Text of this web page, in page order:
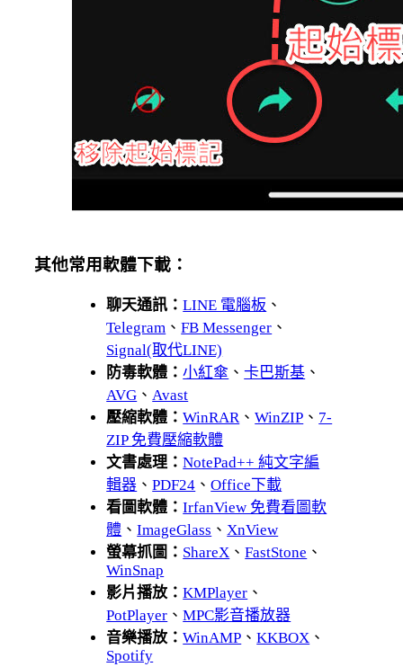
其他常用軟體下載：
聊天通訊：LINE 電腦板 、
Telegram 、FB Messenger 、
Signal(取代LINE)
防毒軟體：小紅傘 、卡巴斯基 、
AVG 、 Avast
壓縮軟體：WinRAR 、WinZIP 、 7-
ZIP 免費壓縮軟體
文書處理：NotePad++ 純文字編
輯器 、PDF24 、Office下載
看圖軟體：IrfanView 免費看圖軟
體 、ImageGlass 、 XnView
螢幕抓圖： ShareX 、FastStone 、
WinSnap
影片播放：KMPlayer 、
PotPlayer 、MPC影音播放器
音樂播放：WinAMP 、KKBOX 、
Spotify